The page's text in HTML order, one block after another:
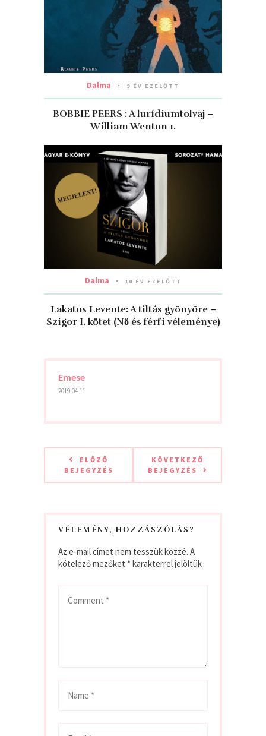
Dalma 9 ÉV EZELŐTT
BOBBIE PEERS : A lurídiumtolvaj –
William Wenton 1.
Dalma 10 ÉV EZELŐTT
Lakatos Levente: A tiltás gyönyöre –
Szigor I. kötet (Nő és férfi véleménye)
Emese
2019-04-11
ELŐZŐ
BEJEGYZÉS
KÖVETKEZŐ
BEJEGYZÉS
VÉLEMÉNY, HOZZÁSZÓLÁS?
Az e-mail címet nem tesszük közzé. A
kötelező mezőket *karakterrel jelöltük